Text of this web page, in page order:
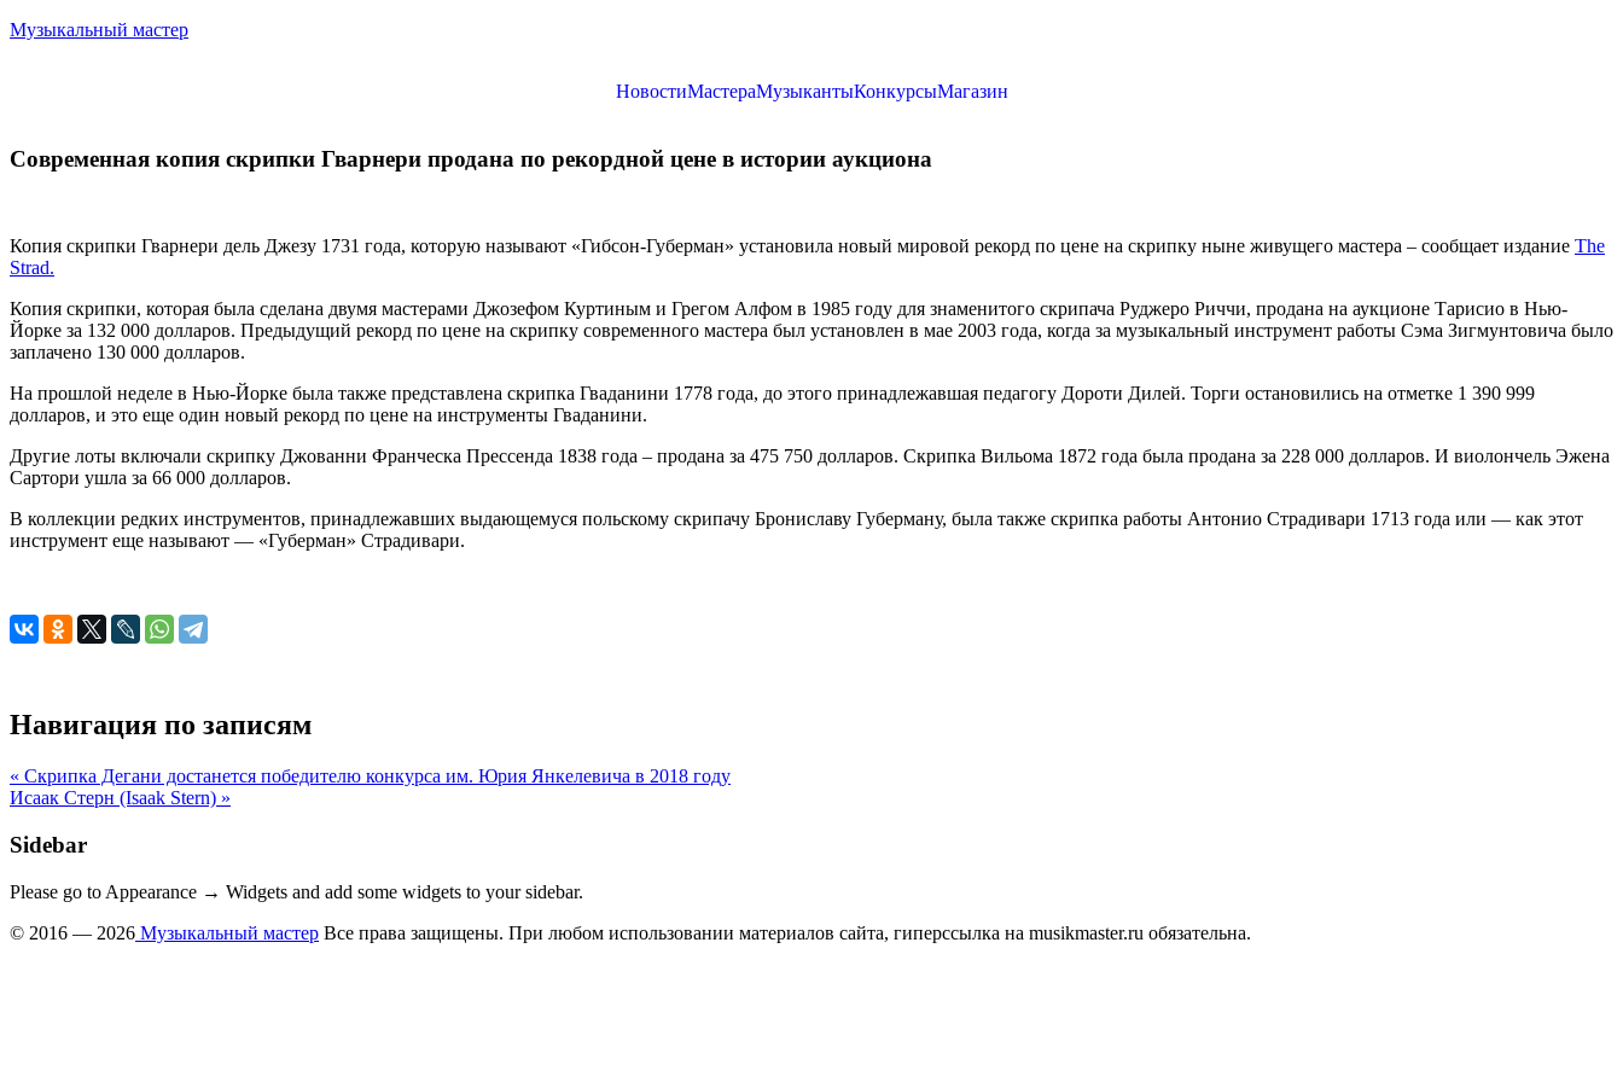
Музыкальный мастер
НовостиМастераМузыкантыКонкурсыМагазин
Современная копия скрипки Гварнери продана по рекордной цене в истории аукциона
Копия скрипки Гварнери дель Джезу 1731 года, которую называют «Гибсон-Губерман» установила новый мировой рекорд по цене на скрипку ныне живущего мастера – сообщает издание The
Strad.
Копия скрипки, которая была сделана двумя мастерами Джозефом Куртиным и Грегом Алфом в 1985 году для знаменитого скрипача Руджеро Риччи, продана на аукционе Тарисио в Нью-
Йорке за 132 000 долларов. Предыдущий рекорд по цене на скрипку современного мастера был установлен в мае 2003 года, когда за музыкальный инструмент работы Сэма Зигмунтовича было
заплачено 130 000 долларов.
На прошлой неделе в Нью-Йорке была также представлена скрипка Гваданини 1778 года, до этого принадлежавшая педагогу Дороти Дилей. Торги остановились на отметке 1 390 999
долларов, и это еще один новый рекорд по цене на инструменты Гваданини.
Другие лоты включали скрипку Джованни Франческа Прессенда 1838 года – продана за 475 750 долларов. Скрипка Вильома 1872 года была продана за 228 000 долларов. И виолончель Эжена
Сартори ушла за 66 000 долларов.
В коллекции редких инструментов, принадлежавших выдающемуся польскому скрипачу Брониславу Губерману, была также скрипка работы Антонио Страдивари 1713 года или — как этот
инструмент еще называют — «Губерман» Страдивари.
Навигация по записям
« Скрипка Дегани достанется победителю конкурса им. Юрия Янкелевича в 2018 году
Исаак Стерн (Isaak Stern) »
Sidebar
Please go to Appearance → Widgets and add some widgets to your sidebar.
© 2016 — 2026 Музыкальный мастер Все права защищены. При любом использовании материалов сайта, гиперссылка на musikmaster.ru обязательна.